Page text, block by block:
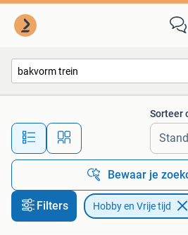
Alle afstanden…
Sorteer
Bewaar je
Filters Hobby en Vrije tijd